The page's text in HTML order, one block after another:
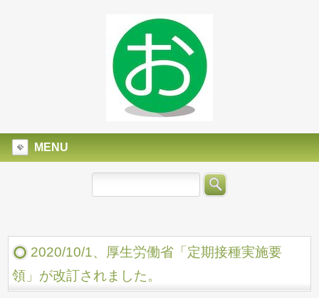
MENU
2020/10/1、厚生労働省「定期接種実施要
領」が改訂されました。